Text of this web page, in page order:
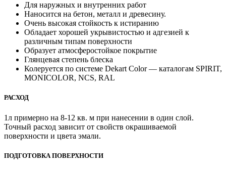
Для наружных и внутренних работ
Наносится на бетон, металл и древесину.
Очень высокая стойкость к истиранию
Обладает хорошей укрывистостью и адгезией к
различным типам поверхности
Образует атмосферостойкое покрытие
Глянцевая степень блеска
Колеруется по системе Dekart Color — каталогам SPIRIT,
MONICOLOR, NCS, RAL
РАСХОД
1л примерно на 8-12 кв. м при нанесении в один слой.
Точный расход зависит от свойств окрашиваемой
поверхности и цвета эмали.
ПОДГОТОВКА ПОВЕРХНОСТИ